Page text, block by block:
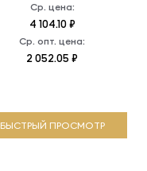
Ср. цена:
4 104.10 ₽
Ср. опт. цена:
2 052.05 ₽
БЫСТРЫЙ ПРОСМОТР